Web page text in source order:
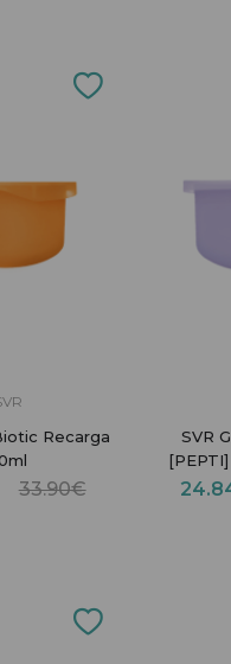
Recarga
33.90€
SVR